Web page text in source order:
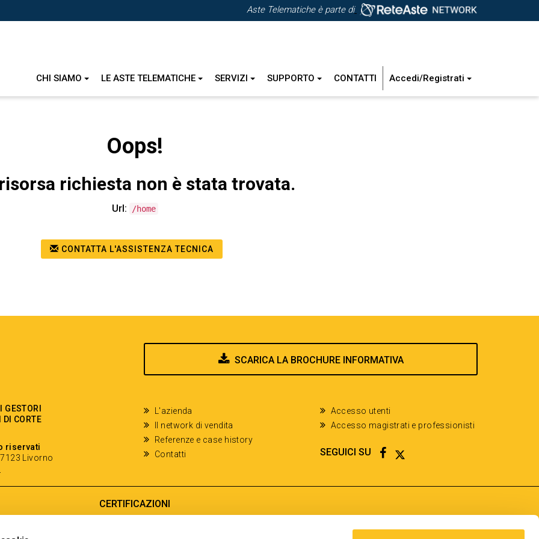
Aste Telematiche è parte di
CHI SIAMO LE ASTE TELEMATICHE SERVIZI SUPPORTO CONTATTI Accedi/Registrati
Oops!
richiesta non è stata trovata.
Url: /home
CONTATTA L'ASSISTENZA TECNICA
SCARICA LA BROCHURE INFORMATIVA
DI CORTE
riservati
Livorno
L'azienda
Il network di vendita
Referenze e case history
Contatti
Accesso utenti
Accesso magistrati e professionisti
SEGUICI SU FACEBOOK
TWITTER
CERTIFICAZIONI